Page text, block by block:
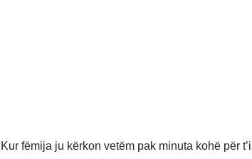
Kur fëmija ju kërkon vetëm pak minuta kohë për